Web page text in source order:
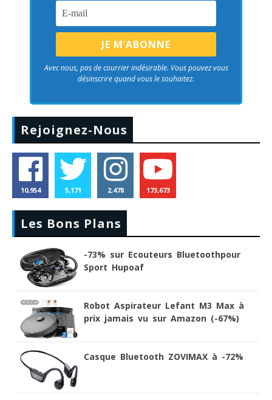
Avec nous, pas de courrier indésirable. Vous pouvez vous
désinscrire quand vous le souhaitez.
Rejoignez-Nous
10,954 5,171 2,478 173,673
Les Bons Plans
-73% sur Ecouteurs Bluetoothpour
Sport Hupoaf
Robot Aspirateur Lefant M3 Max à
prix jamais vu sur Amazon (-67%)
Casque Bluetooth ZOVIMAX à -72%